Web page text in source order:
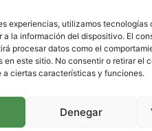
experiencias, utilizamos tecnologías
a la información del dispositivo. El
procesar datos como el
este sitio. No consentir o retirar el
ciertas características y funciones.
Denegar